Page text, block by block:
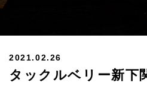
2021.02.26
タックルベリー新下